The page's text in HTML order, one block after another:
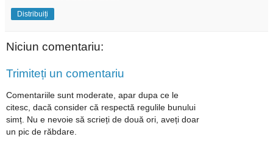
Distribuiți
Niciun comentariu:
Trimiteți un comentariu
Comentariile sunt moderate, apar dupa ce le
citesc, dacă consider că respectă regulile bunului
simț. Nu e nevoie să scrieți de două ori, aveți doar
un pic de răbdare.